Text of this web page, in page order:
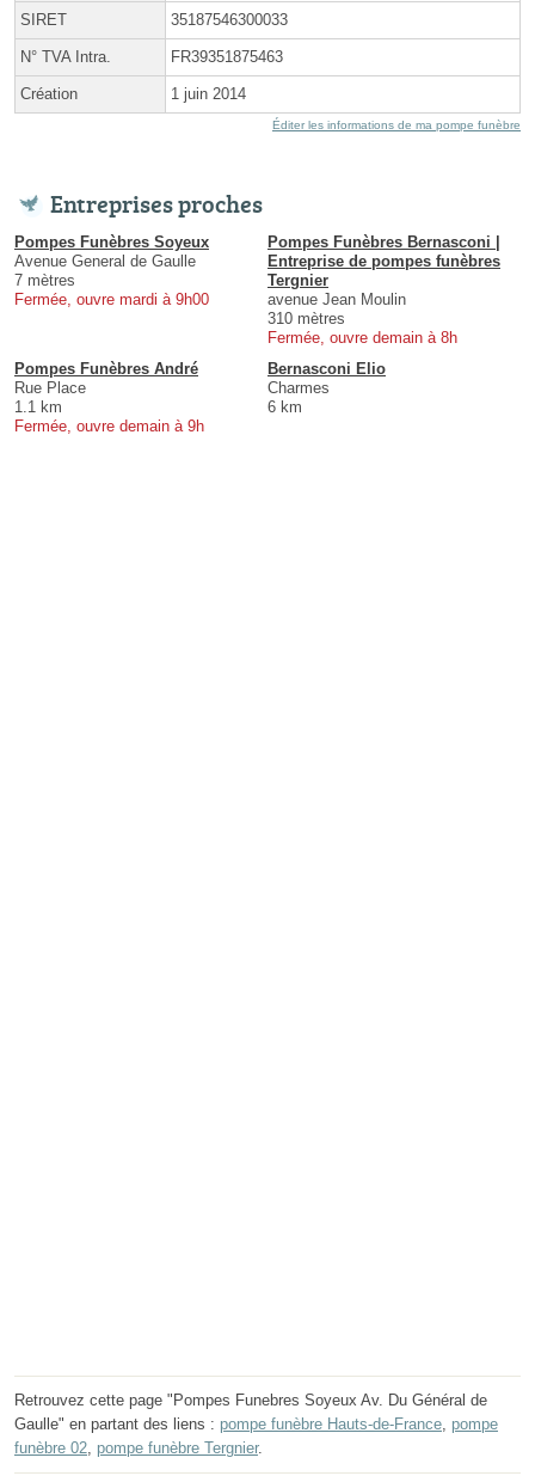
SIRET 35187546300033
N° TVA Intra. FR39351875463
Création 1 juin 2014
Éditer les informations de ma pompe funèbre
Entreprises proches
Pompes Funèbres Soyeux
Avenue General de Gaulle
7 mètres
Fermée, ouvre mardi à 9h00
Pompes Funèbres Bernasconi |
Entreprise de pompes funèbres
Tergnier
avenue Jean Moulin
310 mètres
Fermée, ouvre demain à 8h
Pompes Funèbres André
Rue Place
1.1 km
Fermée, ouvre demain à 9h
Bernasconi Elio
Charmes
6 km
Retrouvez cette page "Pompes Funebres Soyeux Av. Du Général de
Gaulle" en partant des liens : pompe funèbre Hauts-de-France, pompe
funèbre 02, pompe funèbre Tergnier.